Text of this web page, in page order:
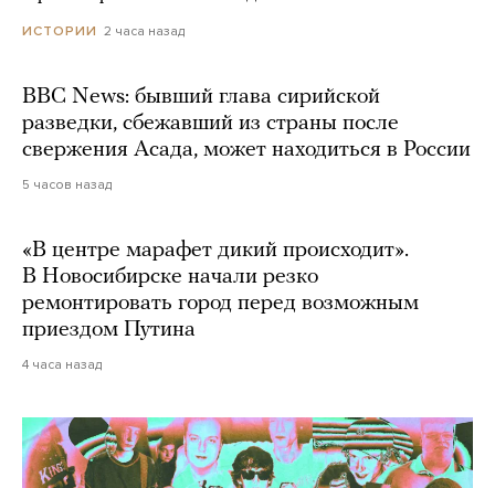
ИСТОРИИ 2 часа назад
BBC News: бывший глава сирийской
разведки, сбежавший из страны после
свержения Асада, может находиться в России
5 часов назад
«В центре марафет дикий происходит».
В Новосибирске начали резко
ремонтировать город перед возможным
приездом Путина
4 часа назад